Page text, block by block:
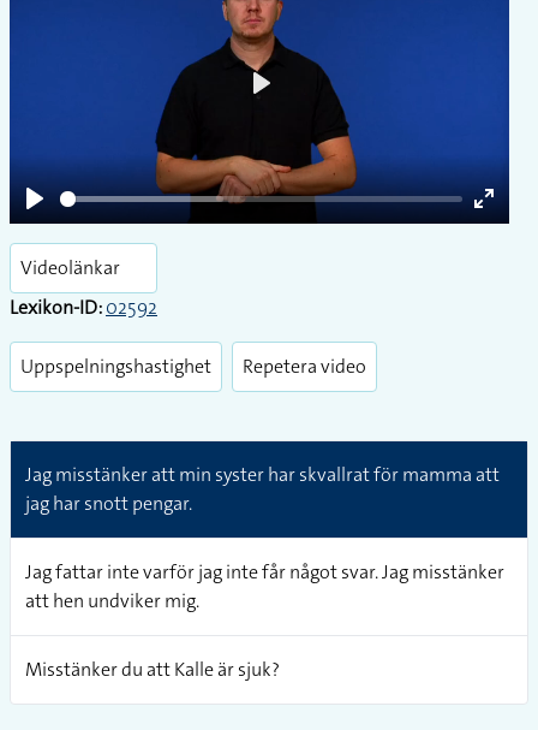
Play
Enter
Videolänkar
Lexikon-ID:02592
Uppspelningshastighet Repetera video
Jag misstänker att min syster har skvallrat för mamma att
jag har snott pengar.
Jag fattar inte varför jag inte får något svar. Jag misstänker
att hen undviker mig.
Misstänker du att Kalle är sjuk?